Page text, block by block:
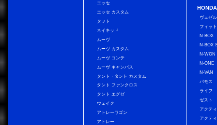
エッセ
エッセ カスタム
タフト
ネイキッド
ムーヴ
ムーヴ カスタム
ムーヴ コンテ
ムーヴ キャンバス
タント・タント カスタム
タント ファンクロス
タント エグゼ
ウェイク
アトレーワゴン
アトレー
HONDA
ヴェゼル
フィット
N-BOX
N-BOX
N-WGN
N-ONE
N-VAN
バモス
ライフ
ゼスト
アクテ
アクテ